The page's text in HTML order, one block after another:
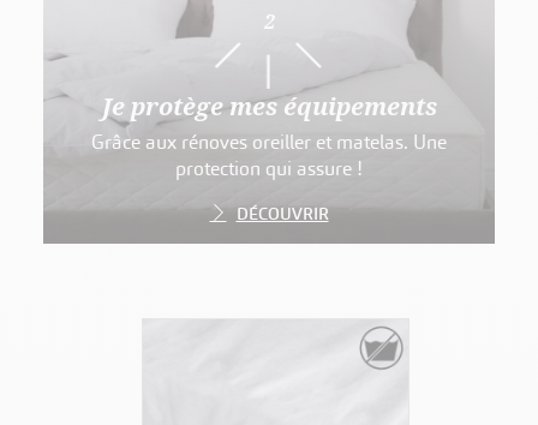
2
Je protège mes équipements
Grâce aux rénoves oreiller et matelas. Une
protection qui assure !
DÉCOUVRIR